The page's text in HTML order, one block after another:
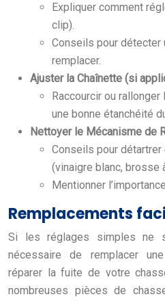
Expliquer comment
clip).
Conseils pour détecter
remplacer.
Ajuster la Chaînette (si
Raccourcir ou
une bonne étanchéité
Nettoyer le Mécanisme de
Conseils pour
(vinaigre blanc, brosse
Mentionner
Remplacements
Si les réglages simples ne
nécessaire de remplacer
réparer la fuite de votre
nombreuses pièces de